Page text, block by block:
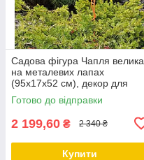
Садова фігура Чапля велика
на металевих лапах
(95х17х52 см), декор для
саду, садові фігури з
полістоуну
Готово до відправки
2 199,60 ₴ 2 340 ₴
Купити